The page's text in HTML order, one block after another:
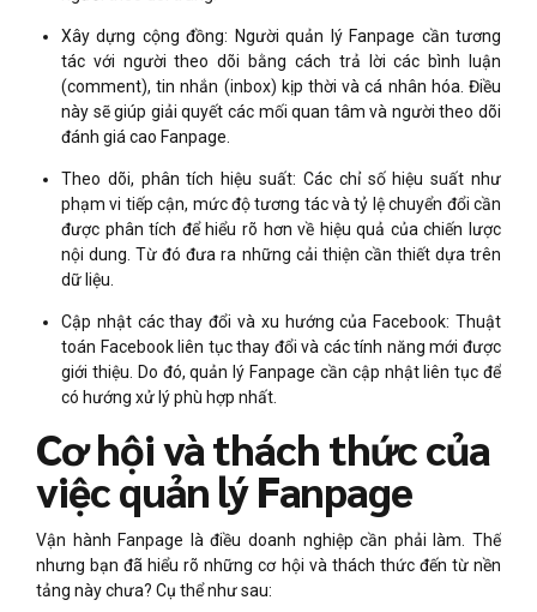
Xây dựng cộng đồng: Người quản lý Fanpage cần tương
tác với người theo dõi bằng cách trả lời các bình luận
(comment), tin nhắn (inbox) kịp thời và cá nhân hóa. Điều
này sẽ giúp giải quyết các mối quan tâm và người theo dõi
đánh giá cao Fanpage.
Theo dõi, phân tích hiệu suất: Các chỉ số hiệu suất như
phạm vi tiếp cận, mức độ tương tác và tỷ lệ chuyển đổi cần
được phân tích để hiểu rõ hơn về hiệu quả của chiến lược
nội dung. Từ đó đưa ra những cải thiện cần thiết dựa trên
dữ liệu.
Cập nhật các thay đổi và xu hướng của Facebook: Thuật
toán Facebook liên tục thay đổi và các tính năng mới được
giới thiệu. Do đó, quản lý Fanpage cần cập nhật liên tục để
có hướng xử lý phù hợp nhất.
Cơ hội và thách thức của
việc quản lý Fanpage
Vận hành Fanpage là điều doanh nghiệp cần phải làm. Thế
nhưng bạn đã hiểu rõ những cơ hội và thách thức đến từ nền
tảng này chưa? Cụ thể như sau: